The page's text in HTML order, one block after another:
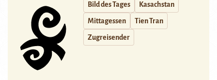
Bild des Tages Kasachstan
Mittagessen Tien Tran
Zugreisender